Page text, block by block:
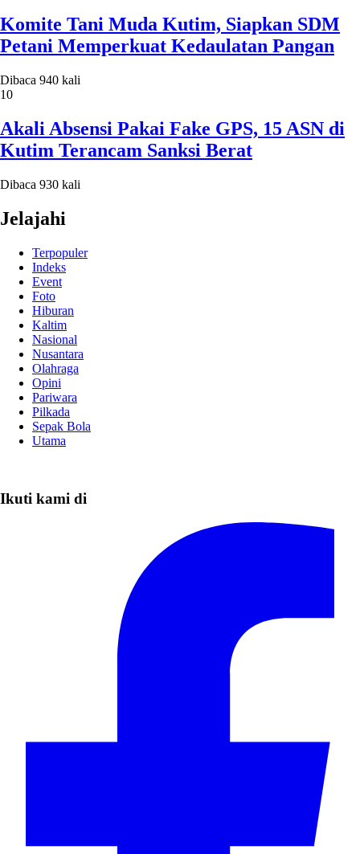
Komite Tani Muda Kutim, Siapkan SDM
Petani Memperkuat Kedaulatan Pangan
Dibaca 940 kali
10
Akali Absensi Pakai Fake GPS, 15 ASN di
Kutim Terancam Sanksi Berat
Dibaca 930 kali
Jelajahi
Terpopuler
Indeks
Event
Foto
Hiburan
Kaltim
Nasional
Nusantara
Olahraga
Opini
Pariwara
Pilkada
Sepak Bola
Utama
Ikuti kami di